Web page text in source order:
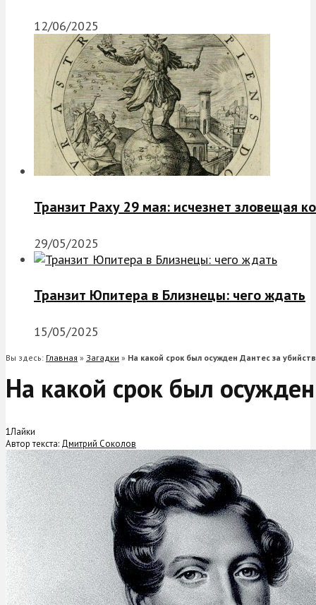
12/06/2025
Транзит Раху 29 мая: исчезнет зловещая
29/05/2025
Транзит Юпитера в Близнецы: чего ждать
15/05/2025
Вы здесь: Главная » Загадки » На какой срок был осужден Дантес за
На какой срок был
1Лайки
Автор текста: Дмитрий Соколов